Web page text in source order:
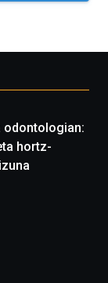
odontologian:
hortz-